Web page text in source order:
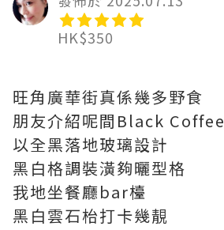
HK$350
旺角廣華街真係幾多野食
朋友介紹呢間Black Coffee
以全黑落地玻璃設計
黑白格調裝潢夠曬型格
我地坐餐廳bar檯
黑白雲石枱打卡幾靚